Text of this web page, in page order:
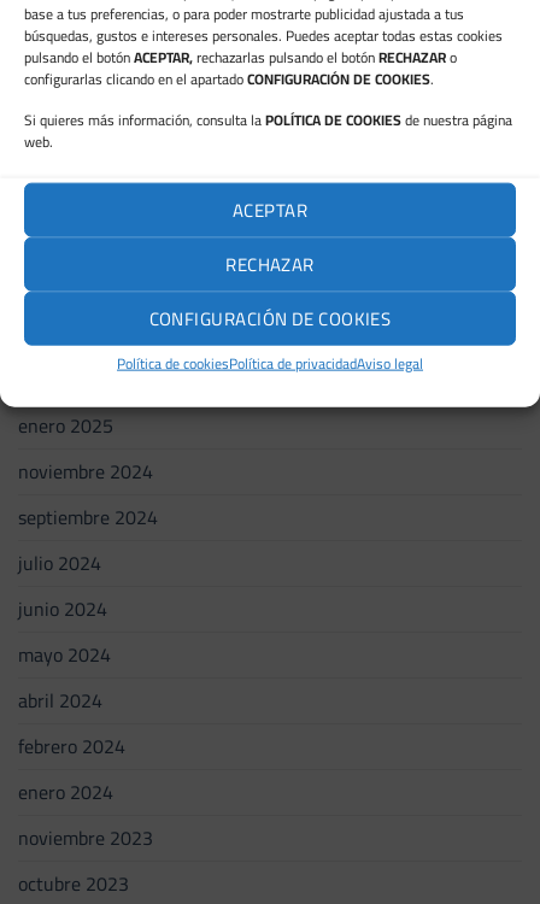
base a tus preferencias, o para poder mostrarte publicidad ajustada a tus
búsquedas, gustos e intereses personales. Puedes aceptar todas estas cookies
pulsando el botónACEPTAR,rechazarlas pulsando el botónRECHAZARo
configurarlas clicando en el apartadoCONFIGURACIÓN DE COOKIES.
Si quieres más información, consulta laPOLÍTICA DE COOKIESde nuestra página
web.
ACEPTAR
RECHAZAR
CONFIGURACIÓN DE COOKIES
Política de cookiesPolítica de privacidadAviso legal
mayo 2026
febrero 2026
enero 2026
diciembre 2025
octubre 2025
septiembre 2025
mayo 2025
abril 2025
febrero 2025
enero 2025
noviembre 2024
septiembre 2024
julio 2024
junio 2024
mayo 2024
abril 2024
febrero 2024
enero 2024
noviembre 2023
octubre 2023